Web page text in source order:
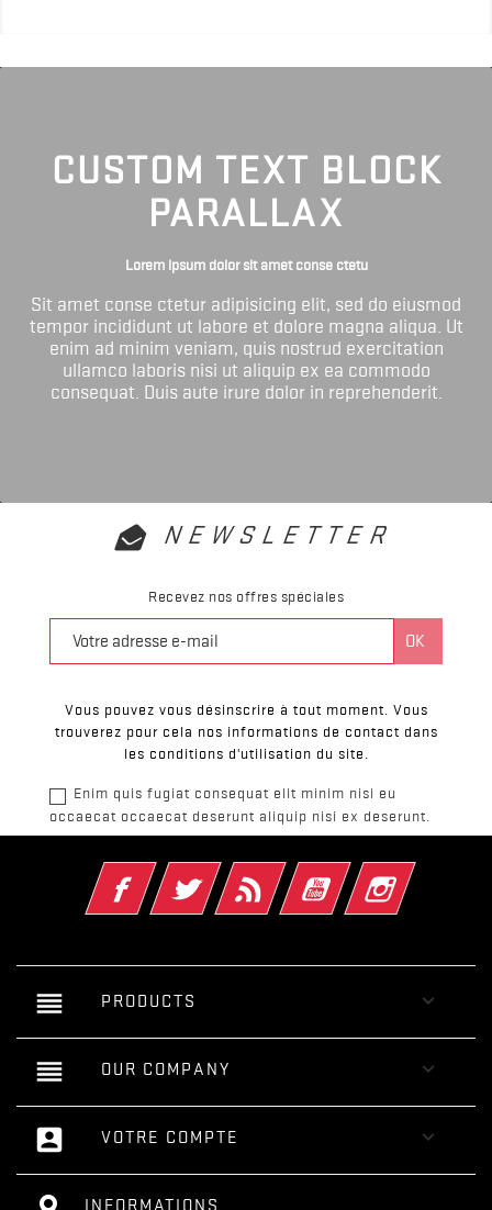
CUSTOM TEXT BLOCK
PARALLAX
Lorem ipsum dolor sit amet conse ctetu
Sit amet conse ctetur adipisicing elit, sed do eiusmod
tempor incididunt ut labore et dolore magna aliqua. Ut
enim ad minim veniam, quis nostrud exercitation
ullamco laboris nisi ut aliquip ex ea commodo
consequat. Duis aute irure dolor in reprehenderit.
NEWSLETTER
Recevez nos offres spéciales
Vous pouvez vous désinscrire à tout moment. Vous
trouverez pour cela nos informations de contact dans
les conditions d'utilisation du site.
Enim quis fugiat consequat elit minim nisi eu
occaecat occaecat deserunt aliquip nisi ex deserunt.
FacebookTwitter Rss YouTube Instagram
reorder PRODUCTS 
reorder OUR COMPANY 
account_box VOTRE COMPTE 
INFORMATIONS